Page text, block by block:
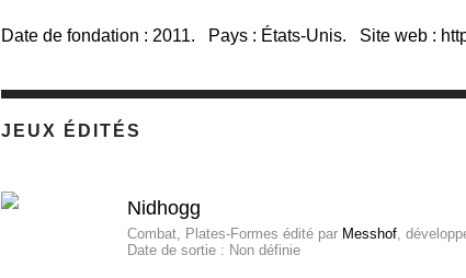
Date de fondation : 2011. Pays : États-Unis. Site web :
JEUX ÉDITÉS
Nidhogg
Combat, Plates-Formes édité par Messhof,
Date de sortie : Non définie